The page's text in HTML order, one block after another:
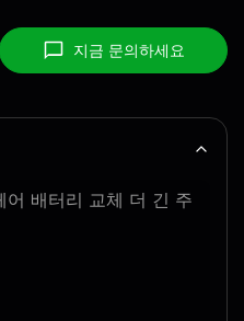
지금 문의하세요
어 배터리 교체 더 긴 주